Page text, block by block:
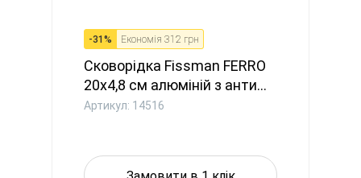
-31 % Економія 312 грн
Сковорідка Fissman FERRO
20x4,8 см алюміній з анти...
Артикул: 14516